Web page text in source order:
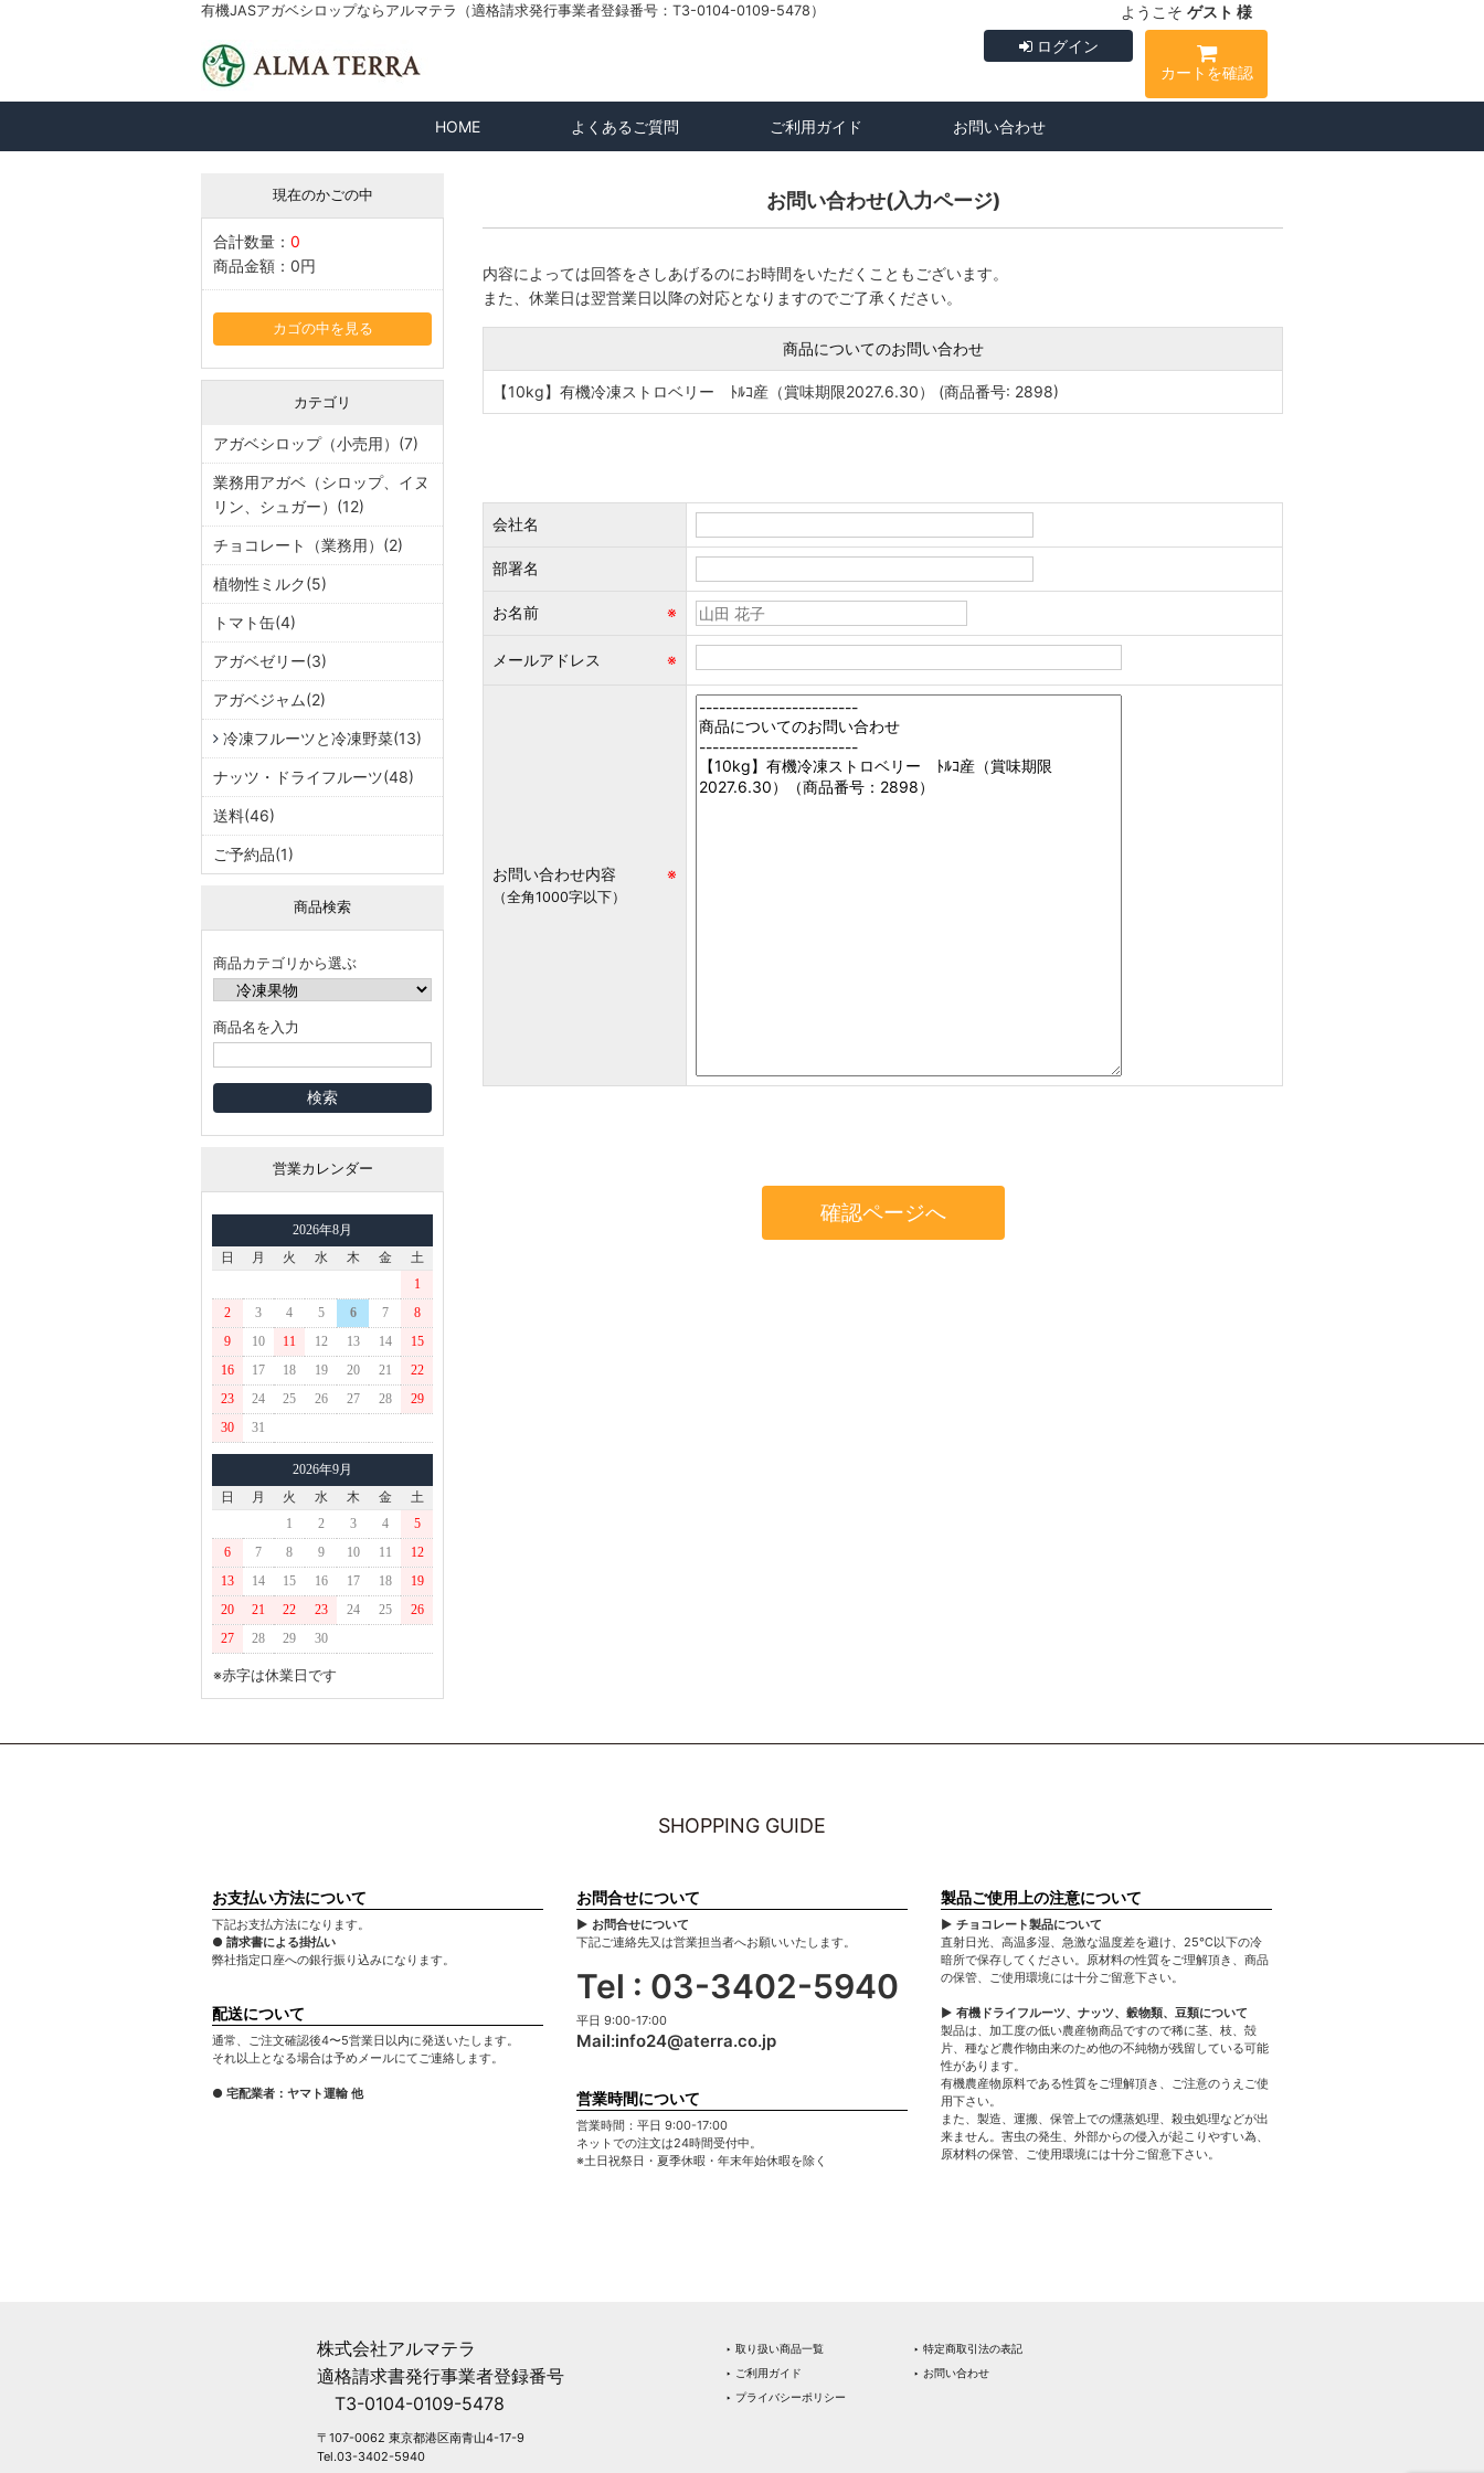
有機JASアガベシロップならアルマテラ（適格請求発行事業者登録番号：T3-0104-0109-5478） ようこそ ゲスト 様
ログイン
カートを確認
HOME よくあるご質問 ご利用ガイド お問い合わせ
現在のかごの中
合計数量： 0
商品金額： 0円
カゴの中を見る
カテゴリ
アガベシロップ（小売用）(7)
業務用アガベ（シロップ、イヌ
リン、シュガー）(12)
チョコレート（業務用）(2)
植物性ミルク(5)
トマト缶(4)
アガベゼリー(3)
アガベジャム(2)
冷凍フルーツと冷凍野菜(13)
ナッツ・ドライフルーツ(48)
送料(46)
ご予約品(1)
商品検索
商品カテゴリから選ぶ
商品名を入力
営業カレンダー
2026年8月
日
月 火 水 木 金
土
1
2
3 4 5 6 7
8
9
10 11 12 13 14
15
16
17 18 19 20 21
22
23
24 25 26 27 28
29
30
31
2026年9月
日
月 火 水 木 金
土
1
2 3 4
5
6
7 8 9 10 11
12
13
14 15 16 17 18
19
20
21 22 23 24 25
26
27
28 29 30
※赤字は休業日です
お問い合わせ(入力ページ)
内容によっては回答をさしあげるのにお時間をいただくこともございます。
また、休業日は翌営業日以降の対応となりますのでご了承ください。
商品についてのお問い合わせ
【10kg】有機冷凍ストロベリー ﾄﾙｺ産（賞味期限2027.6.30） (商品番号: 2898)
会社名
部署名
お名前 ※
メールアドレス ※
お問い合わせ内容 ※
（全角1000字以下）
SHOPPING GUIDE
お支払い方法について
下記お支払方法になります。
● 請求書による掛払い
弊社指定口座への銀行振り込みになります。
配送について
通常、ご注文確認後4〜5営業日以内に発送いたします。
それ以上となる場合は予めメールにてご連絡します。
● 宅配業者：ヤマト運輸 他
お問合せについて
▶ お問合せについて
下記ご連絡先又は営業担当者へお願いいたします。
Tel : 03-3402-5940
平日 9:00-17:00
Mail:info24@aterra.co.jp
営業時間について
営業時間：平日 9:00-17:00
ネットでの注文は24時間受付中。
※土日祝祭日・夏季休暇・年末年始休暇を除く
製品ご使用上の注意について
▶ チョコレート製品について
直射日光、高温多湿、急激な温度差を避け、25℃以下の冷
暗所で保存してください。原材料の性質をご理解頂き、商品
の保管、ご使用環境には十分ご留意下さい。
▶ 有機ドライフルーツ、ナッツ、穀物類、豆類について
製品は、加工度の低い農産物商品ですので稀に茎、枝、殻
片、種など農作物由来のため他の不純物が残留している可能
性があります。
有機農産物原料である性質をご理解頂き、ご注意のうえご使
用下さい。
また、製造、運搬、保管上での燻蒸処理、殺虫処理などが出
来ません。害虫の発生、外部からの侵入が起こりやすい為、
原材料の保管、ご使用環境には十分ご留意下さい。
株式会社アルマテラ
適格請求書発行事業者登録番号
T3-0104-0109-5478
〒107-0062 東京都港区南青山4-17-9
Tel.03-3402-5940
‣ 取り扱い商品一覧
‣ ご利用ガイド
‣ プライバシーポリシー
‣ 特定商取引法の表記
‣ お問い合わせ